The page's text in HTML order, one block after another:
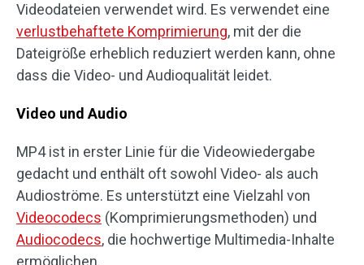
Videodateien verwendet wird. Es verwendet eine
verlustbehaftete Komprimierung, mit der die
Dateigröße erheblich reduziert werden kann, ohne
dass die Video- und Audioqualität leidet.
Video und Audio
MP4 ist in erster Linie für die Videowiedergabe
gedacht und enthält oft sowohl Video- als auch
Audioströme. Es unterstützt eine Vielzahl von
Videocodecs (Komprimierungsmethoden) und
Audiocodecs, die hochwertige Multimedia-Inhalte
ermöglichen.